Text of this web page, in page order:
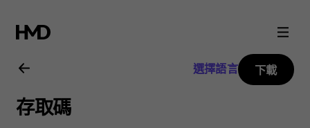
Nokia
2.4
用
選擇語言 下載
存取碼